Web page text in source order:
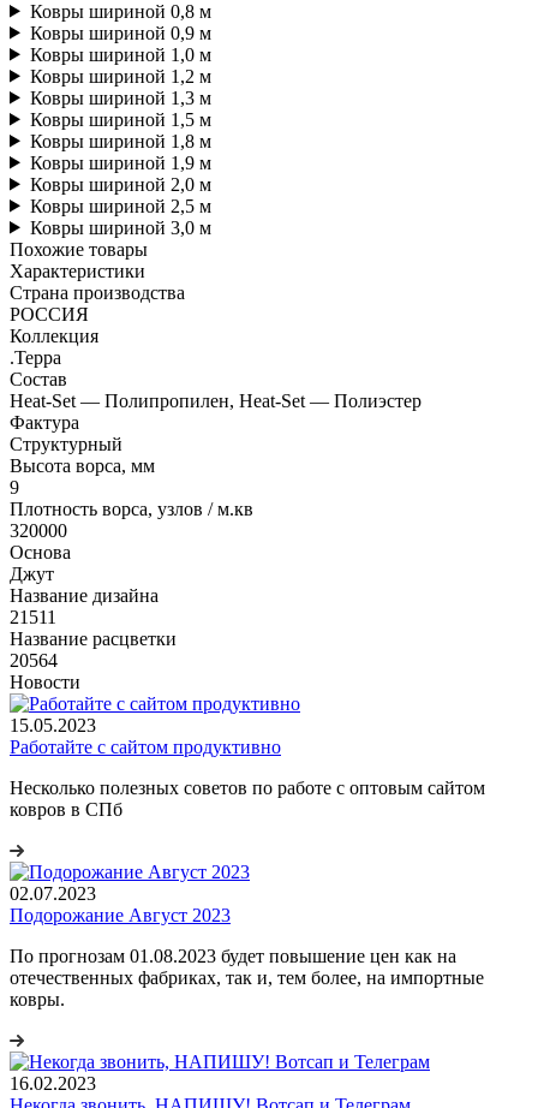
Ковры шириной 0,8 м
Ковры шириной 0,9 м
Ковры шириной 1,0 м
Ковры шириной 1,2 м
Ковры шириной 1,3 м
Ковры шириной 1,5 м
Ковры шириной 1,8 м
Ковры шириной 1,9 м
Ковры шириной 2,0 м
Ковры шириной 2,5 м
Ковры шириной 3,0 м
Похожие товары
Характеристики
Страна производства
РОССИЯ
Коллекция
.Терра
Состав
Heat-Set — Полипропилен, Heat-Set — Полиэстер
Фактура
Структурный
Высота ворса, мм
9
Плотность ворса, узлов / м.кв
320000
Основа
Джут
Название дизайна
21511
Название расцветки
20564
Новости
15.05.2023
Работайте с сайтом продуктивно
Несколько полезных советов по работе с оптовым сайтом
ковров в СПб
02.07.2023
Подорожание Август 2023
По прогнозам 01.08.2023 будет повышение цен как на
отечественных фабриках, так и, тем более, на импортные
ковры.
16.02.2023